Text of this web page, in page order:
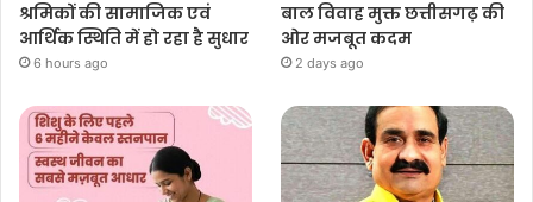
श्रमिकों की सामाजिक एवं
आर्थिक स्थिति में हो रहा है सुधार
6 hours ago
बाल विवाह मुक्त छत्तीसगढ़ की
ओर मजबूत कदम
2 days ago